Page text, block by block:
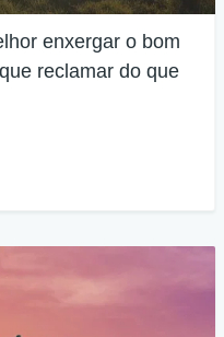
enxergar o bom
reclamar do que